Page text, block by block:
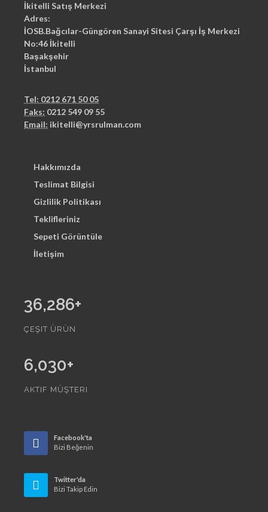
İkitelli Satış Merkezi
Adres:
İOSB.Bağcılar-Güngören Sanayi Sitesi Çarşı İş Merkezi
No:46 İkitelli
Başakşehir
İstanbul
Tel: 0212 671 50 05
Faks: 0212 549 09 55
Email: ikitelli@yrsrulman.com
Hakkımızda
Teslimat Bilgisi
Gizlilik Politikası
Teklifleriniz
Sepeti Görüntüle
İletişim
36,286+
ÇEŞIT ÜRÜN
6,030+
AKTIF MÜŞTERI
Facebook'ta
Bizi Beğenin
Twitter'da
Bizi Takip Edin